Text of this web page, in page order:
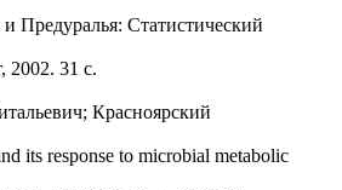
Статистический
31 с.
Красноярский
its response to microbial metabolic